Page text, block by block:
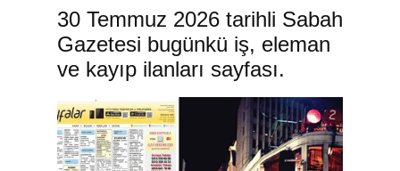
30 Temmuz 2026 tarihli Sabah
Gazetesi bugünkü iş, eleman
ve kayıp ilanları sayfası.